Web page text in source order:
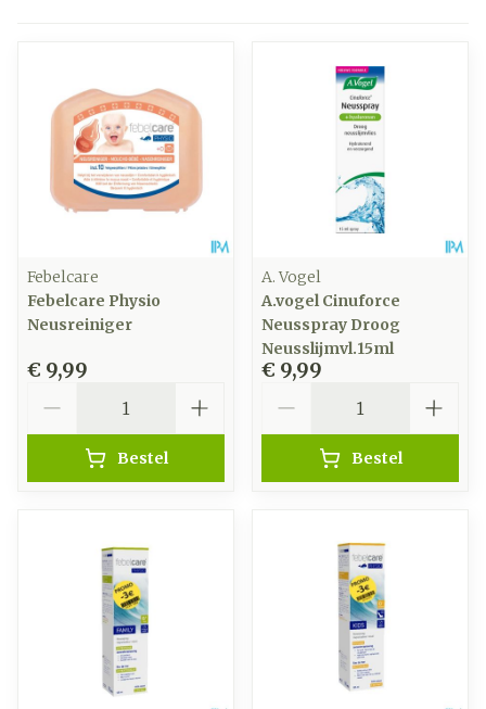
Febelcare
Febelcare Physio
Neusreiniger
€ 9,99
Bestel
A. Vogel
A.vogel Cinuforce
Neusspray Droog
Neusslijmvl.15ml
€ 9,99
Bestel